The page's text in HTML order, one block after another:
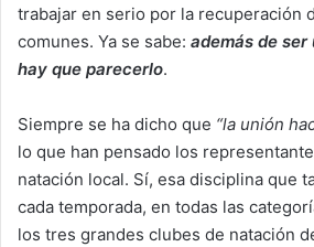
trabajar en serio por la recuperación
comunes. Ya se sabe: además de ser
hay que parecerlo.
Siempre se ha dicho que “la unión
lo que han pensado los
natación local. Sí, esa disciplina que
cada temporada, en todas las
los tres grandes clubes de natación